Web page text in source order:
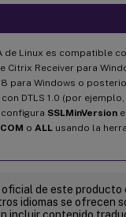
de Linux es compatible
Citrix Receiver para
para Windows o
DTLS 1.0 (por
configura SSLMinVersion
COM o ALL usando la
de este producto
idiomas se ofrecen
incluir contenido